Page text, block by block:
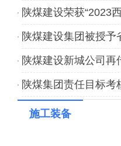
陕煤集团责任目标考
施工装备